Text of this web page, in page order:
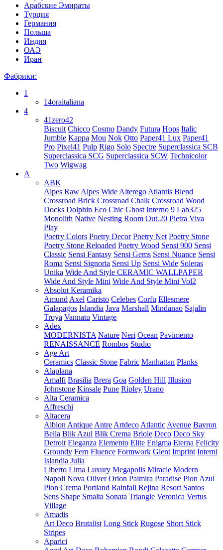
Арабские Эмираты
Турция
Германия
Польша
Индия
ОАЭ
Иран
Фабрики:
1
14oraitaliana
4
41zero42
Biscuit Chicco Cosmo Dandy Futura Hops Italic
Jumble Kappa Mou Nok Otto Paper41 Lux Paper41
Pro Pixel41 Pulp Rigo Solo Spectre Superclassica SCB
Superclassica SCG Superclassica SCW Technicolor
Two Wigwag
A
ABK
Alpes Raw Alpes Wide Alterego Atlantis Blend
Crossroad Brick Crossroad Chalk Crossroad Wood
Docks Dolphin Eco Chic Ghost Interno 9 Lab325
Monolith Native Nesting Room Out.20 Pietra Viva
Play
Poetry Colors Poetry Decor Poetry Net Poetry Stone
Poetry Stone Reloaded Poetry Wood Sensi 900 Sensi
Classic Sensi Fantasy Sensi Gems Sensi Nuance Sensi
Roma Sensi Signoria Sensi Up Sensi Wide Soleras
Unika Wide And Style CERAMIC WALLPAPER
Wide And Style Mini Wide And Style Mini Vol2
Absolut Keramika
Amund Axel Caristo Celebes Corfu Ellesmere
Galapagos Islandia Java Marshall Mindanao Sajalin
Troya Vannatu Vintage
Adex
MODERNISTA Nature Neri Ocean Pavimento
RENAISSANCE Rombos Studio
Age Art
Ceramics Classic Stone Fabric Manhattan Planks
Alaplana
Amalfi Brasilia Brera Goa Golden Hill Illusion
Johnstone Kinsale Pune Ripley Urano
Alta Ceramica
Affreschi
Altacera
Albion Antique Antre Artdeco Atlantic Avenue Bayron
Bella Blik Azul Blik Crema Briole Deco Deco Sky
Detroit Eleganza Elemento Elite Enigma Eterna Felicity
Groundy Fern Fluence Formwork Glent Imprint Interni
Islandia Julia
Liberto Lima Luxury Megapolis Miracle Modern
Napoli Nova Oliver Orion Palmira Paradise Pion Azul
Pion Crema Portland Rainfall Rejina Resort Santos
Sens Shape Smalta Sonata Triangle Veronica Vertus
Village
Amadis
Art Deco Brutalist Long Stick Rugose Short Stick
Stripes
Aparici